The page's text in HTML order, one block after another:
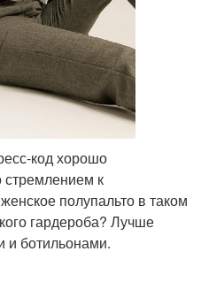
код хорошо
стремлением к
полупальто в таком
гардероба? Лучше
ботильонами.